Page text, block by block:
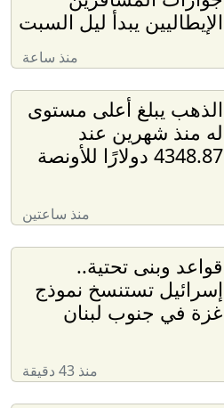
الإيطاليين يبدأ ليل السبت
منذ ساعة
الذهب يبلغ أعلى مستوى
له منذ شهرين عند
4348.87 دولارًا للأونصة
منذ ساعتين
قواعد وبنى تحتية..
إسرائيل تستنسخ نموذج
غزة في جنوب لبنان
منذ 43 دقيقة